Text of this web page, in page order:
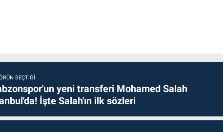
SEÇTIĞI
yeni transferi Mohamed Salah
İşte Salah'ın ilk sözleri